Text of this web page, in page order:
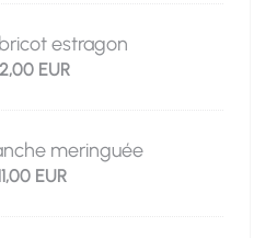
estragon
EUR
meringuée
EUR